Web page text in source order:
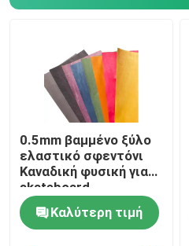
0.5mm βαμμένο ξύλο
ελαστικό σφεντόνι
Καναδική φυσική για
skateboard
Fingerboard
Καλύτερη τιμή